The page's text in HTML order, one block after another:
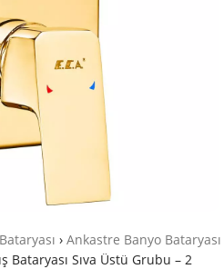
› Ankastre Banyo Bataryası
Bataryası Sıva Üstü Grubu – 2